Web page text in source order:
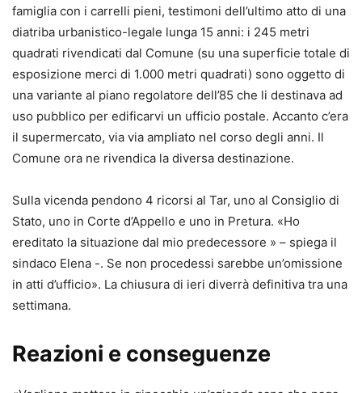
famiglia con i carrelli pieni, testimoni dell’ultimo atto di una
diatriba urbanistico-legale lunga 15 anni: i 245 metri
quadrati rivendicati dal Comune (su una superficie totale di
esposizione merci di 1.000 metri quadrati) sono oggetto di
una variante al piano regolatore dell’85 che li destinava ad
uso pubblico per edificarvi un ufficio postale. Accanto c’era
il supermercato, via via ampliato nel corso degli anni. Il
Comune ora ne rivendica la diversa destinazione.
Sulla vicenda pendono 4 ricorsi al Tar, uno al Consiglio di
Stato, uno in Corte d’Appello e uno in Pretura. «Ho
ereditato la situazione dal mio predecessore » – spiega il
sindaco Elena -. Se non procedessi sarebbe un’omissione
in atti d’ufficio». La chiusura di ieri diverrà definitiva tra una
settimana.
Reazioni e conseguenze